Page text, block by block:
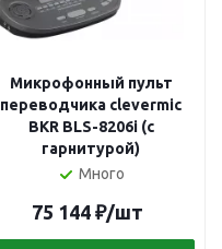
Микрофонный пульт
переводчика clevermic
BKR BLS-8206i (с
гарнитурой)
Много
75 144₽/шт